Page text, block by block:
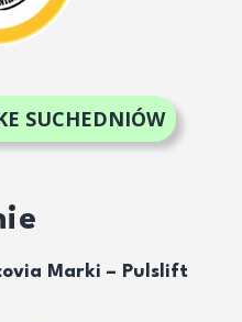
SUCHEDNIÓW
Marki – Pulslift